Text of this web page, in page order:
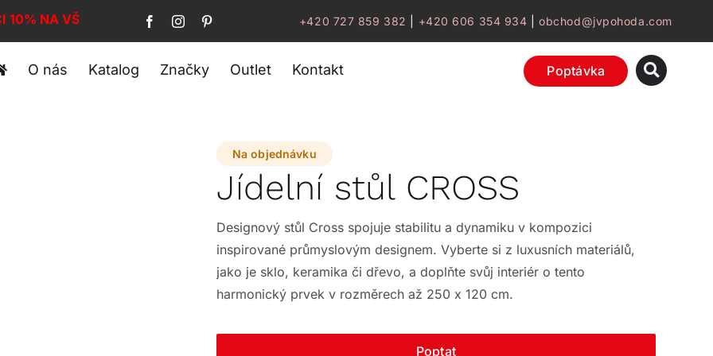
10% NA VŠE! +420 727 859 382 +420 606 354 934 |obchod@jvpohoda.com
O nás Katalog Značky Outlet Kontakt Poptávka
Na objednávku
Jídelní stůl CROSS
Designový stůl Cross spojuje stabilitu a dynamiku v kompozici
inspirované průmyslovým designem. Vyberte si z luxusních materiálů,
jako je sklo, keramika či dřevo, a doplňte svůj interiér o tento
harmonický prvek v rozměrech až 250 x 120 cm.
Poptat